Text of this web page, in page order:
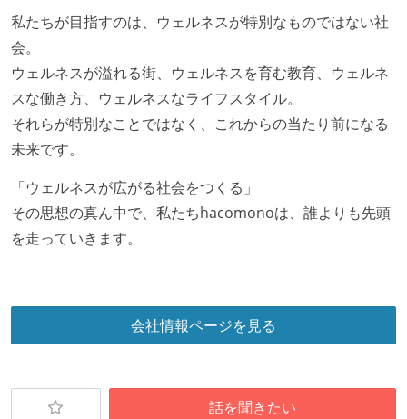
私たちが目指すのは、ウェルネスが特別なものではない社
会。
ウェルネスが溢れる街、ウェルネスを育む教育、ウェルネ
スな働き方、ウェルネスなライフスタイル。
それらが特別なことではなく、これからの当たり前になる
未来です。
「ウェルネスが広がる社会をつくる」
その思想の真ん中で、私たちhacomonoは、誰よりも先頭
を走っていきます。
会社情報ページを見る
話を聞きたい